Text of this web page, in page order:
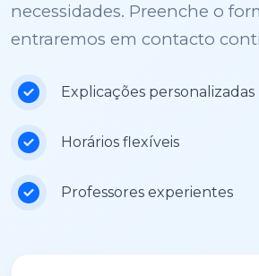
necessidades. Preenche o
entraremos em contacto
Explicações personalizadas
Horários flexíveis
Professores experientes